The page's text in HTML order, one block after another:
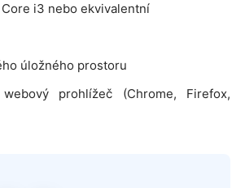
i3 nebo ekvivalentní
úložného prostoru
webový prohlížeč (Chrome, Firefox,